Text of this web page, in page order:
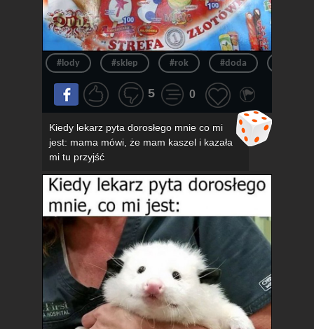
#lody #sklep #rok #doda
5 0
Kiedy lekarz pyta dorosłego mnie co mi
jest: mama mówi, że mam kaszel i kazała
mi tu przyjść